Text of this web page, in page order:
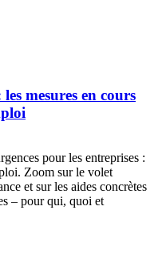
mesures en cours
pour les entreprises :
Zoom sur le volet
et sur les aides concrètes
– pour qui, quoi et